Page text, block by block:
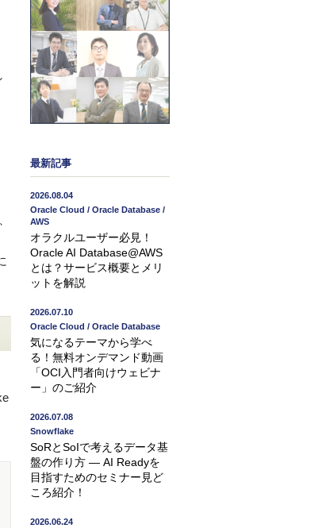
最新記事
2026.08.04
Oracle Cloud / Oracle Database /
AWS
オラクルユーザー必見！
Oracle AI Database@AWS
とは？サービス概要とメリ
ットを解説
2026.07.10
Oracle Cloud / Oracle Database
気になるテーマから学べ
る！無料オンデマンド動画
「OCI入門者向けウェビナ
ー」のご紹介
2026.07.08
Snowflake
SoRとSoIで考えるデータ基
盤の作り方 ― AI Readyを
目指すためのセミナー見ど
ころ紹介！
2026.06.24